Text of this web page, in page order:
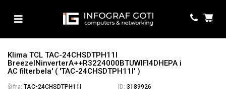
Klima TCL TAC-24CHSDTPH11I
BreezeINinverterA++R3224000BTUWIFI4DHEPA i
AC filterbela' ( 'TAC-24CHSDTPH11I' )
Šifra: TAC-24CHSDTPH11I ID: 3189926